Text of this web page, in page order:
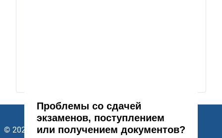
Проблемы со сдачей
экзаменов, поступлением
или получением документов?
© 2026 ГАПОУ Стерлитамакский многопрофильный